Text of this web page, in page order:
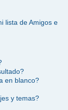
lista de Amigos e
en blanco?
y temas?